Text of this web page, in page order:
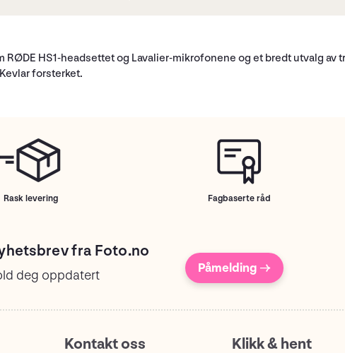
HS1-headsettet og Lavalier-mikrofonene og et bredt utvalg av
forsterket.
Rask levering Fagbaserte råd
fra Foto.no
deg oppdatert Påmelding →
Kontakt oss Klikk & hent